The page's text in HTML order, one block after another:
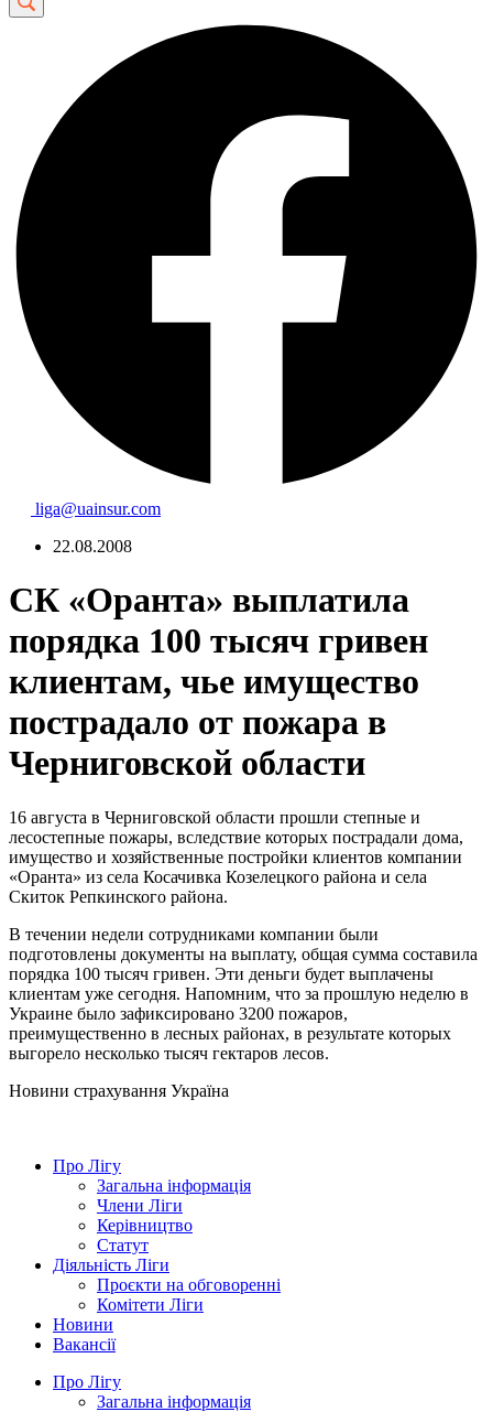
liga@uainsur.com
22.08.2008
СК «Оранта» выплатила
порядка 100 тысяч гривен
клиентам, чье имущество
пострадало от пожара в
Черниговской области
16 августа в Черниговской области прошли степные и
лесостепные пожары, вследствие которых пострадали дома,
имущество и хозяйственные постройки клиентов компании
«Оранта» из села Косачивка Козелецкого района и села
Скиток Репкинского района.
В течении недели сотрудниками компании были
подготовлены документы на выплату, общая сумма составила
порядка 100 тысяч гривен. Эти деньги будет выплачены
клиентам уже сегодня. Напомним, что за прошлую неделю в
Украине было зафиксировано 3200 пожаров,
преимущественно в лесных районах, в результате которых
выгорело несколько тысяч гектаров лесов.
Новини страхування Україна
Про Лігу
Загальна інформація
Члени Ліги
Керівництво
Статут
Діяльність Ліги
Проєкти на обговоренні
Комітети Ліги
Новини
Вакансії
Про Лігу
Загальна інформація